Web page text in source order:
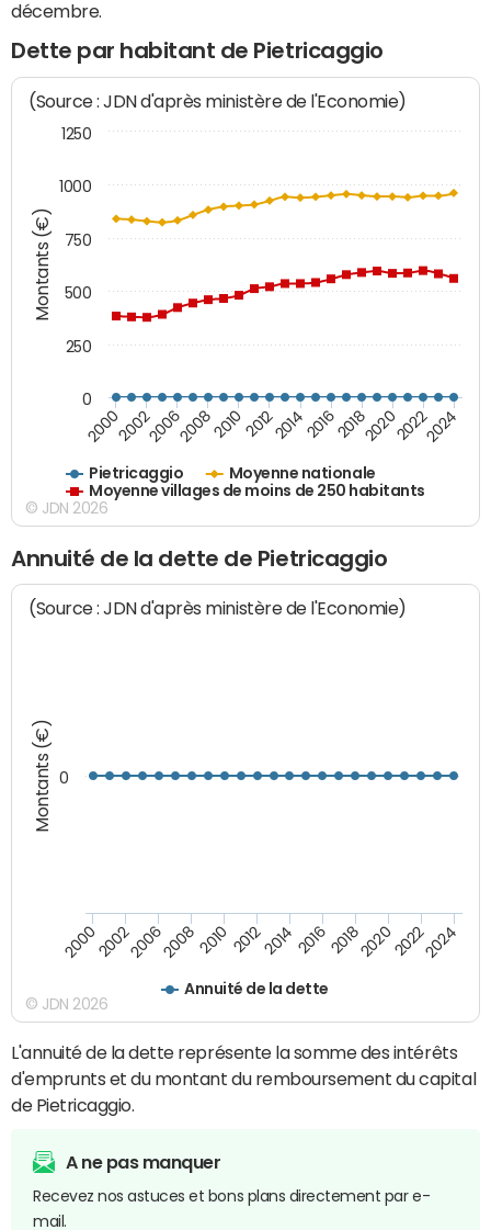
décembre.
Dette par habitant de Pietricaggio
Montants (€)
(Source : JDN d'après ministère de l'Economie)
Pietricaggio
Moyenne nationale
Moyenne villages de moins de 250 habitants
200020022006200820102012201420162018202020222024
0
250
500
750
1000
1250
© JDN 2026
Annuité de la dette de Pietricaggio
Montants (€)
(Source : JDN d'après ministère de l'Economie)
Annuité de la dette
20002002200620082010 2012201420162018202020222024
0
© JDN 2026
L'annuité de la dette représente la somme des intérêts
d'emprunts et du montant du remboursement du capital
de Pietricaggio.
A ne pas manquer
Recevez nos astuces et bons plans directement par e-
mail.